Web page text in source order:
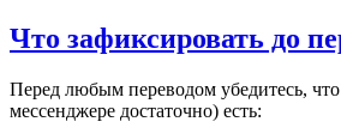
Что зафиксировать до
Перед любым переводом убедитесь,
мессенджере достаточно) есть: